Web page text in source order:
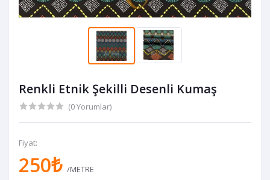
Renkli Etnik Şekilli Desenli Kumaş
(0 Yorumlar)
Fiyat:
250₺ /METRE